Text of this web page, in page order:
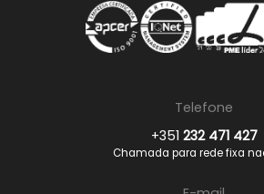
Telefone
+351 232 471 427
Chamada para rede fixa